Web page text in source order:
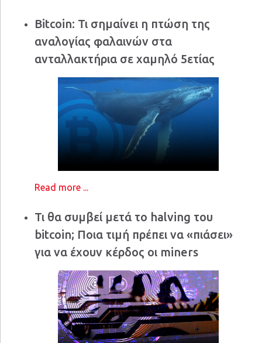
Bitcoin: Τι σημαίνει η πτώση της
αναλογίας φαλαινών στα
ανταλλακτήρια σε χαμηλό 5ετίας
Read more ...
Τι θα συμβεί μετά το halving του
bitcoin; Ποια τιμή πρέπει να «πιάσει»
για να έχουν κέρδος οι miners